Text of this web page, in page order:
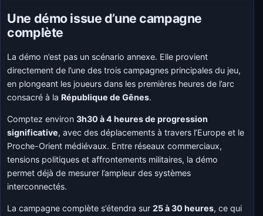
Une démo issue d’une campagne
complète
La démo n’est pas un scénario annexe. Elle provient
directement de l’une des trois campagnes principales du jeu,
en plongeant les joueurs dans les premières heures de l’arc
consacré à la République de Gênes.
Comptez environ3h30 à 4 heures de progression
significative, avec des déplacements à travers l’Europe et le
Proche-Orient médiévaux. Entre réseaux commerciaux,
tensions politiques et affrontements militaires, la démo
permet déjà de mesurer l’ampleur des systèmes
interconnectés.
La campagne complète s’étendra sur25 à 30 heures, ce qui